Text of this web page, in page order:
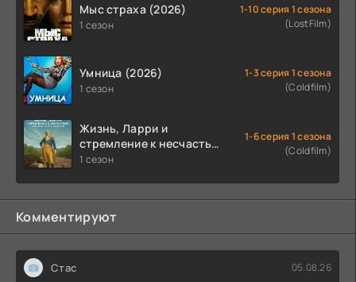
Мыс страха (2026)
1 сезон
1-10 серия 1 сезона
(LostFilm)
Умница (2026)
1 сезон
1-3 серия 1 сезона
(Coldfilm)
Жизнь, Ларри и
стремление к несчастью:
Почти история Америки
1 сезон
1-6 серия 1 сезона
(Coldfilm)
Комментируют
Стас 05.08.26